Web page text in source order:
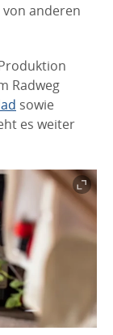
anderen
Radweg
sowie
es weiter